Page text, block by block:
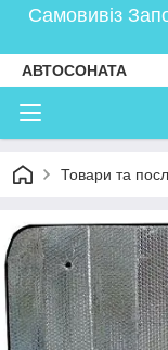
Самовивіз
АВТОСОНАТА
Товари та